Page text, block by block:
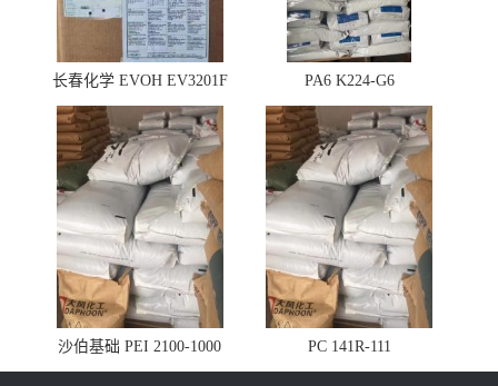
长春化学 EVOH EV3201F PA6 K224-G6
沙伯基础 PEI 2100-1000 PC 141R-111